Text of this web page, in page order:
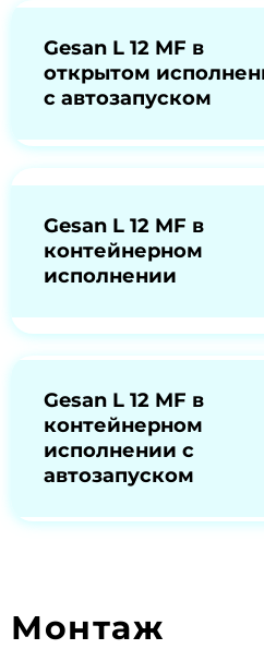
Gesan L 12 MF в
открытом
с автозапуском
Gesan L 12 MF в
контейнерном
исполнении
Gesan L 12 MF в
контейнерном
исполнении с
автозапуском
Монтаж